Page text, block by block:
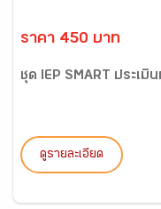
ราคา 450 บาท
ชุด IEP SMART ประเ
ดูรายละเอียด